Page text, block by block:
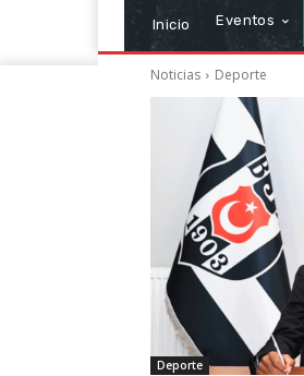
Inicio Eventos
Noticias Deporte
Deporte